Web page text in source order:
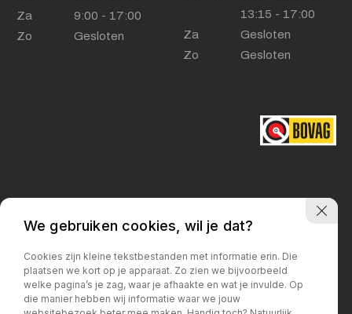
Za
9:00 - 17:00
Zo
Gesloten
13:15 - 17:00
Za
Gesloten
Zo
Gesloten
Privacy policy
We gebruiken cookies, wil je dat?
Cookies zijn kleine tekstbestanden met informatie erin. Die
plaatsen we kort op je apparaat. Zo zien we bijvoorbeeld
welke pagina’s je zag, waar je afhaakte en wat je invulde. Op
die manier hebben wij informatie waar we jouw